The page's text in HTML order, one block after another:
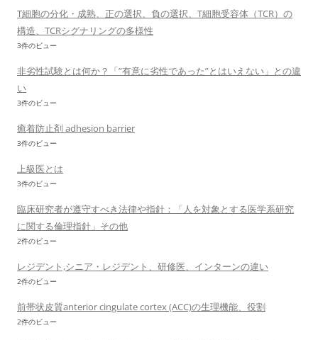
T細胞の分化・成熟、正の選択、負の選択、T細胞受容体（TCR）の
構造、TCRシグナリングの多様性
3件のビュー
非劣性試験とは何か？「”有意に劣性であった”とはいえない」との違
い
3件のビュー
癒着防止剤 adhesion barrier
3件のビュー
上級医とは
3件のビュー
臨床研究者が遵守すべき法律や指針：「人を対象とする医学系研究
に関する倫理指針」その他
2件のビュー
レジデント,シニア・レジデント、研修医、インターンの違い
2件のビュー
前帯状皮質anterior cingulate cortex (ACC)の生理機能、役割
2件のビュー